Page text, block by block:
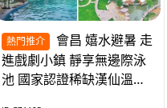
熱門推介
進戲劇小鎮 靜享無邊際泳
池 國家認證稀缺漢仙溫泉